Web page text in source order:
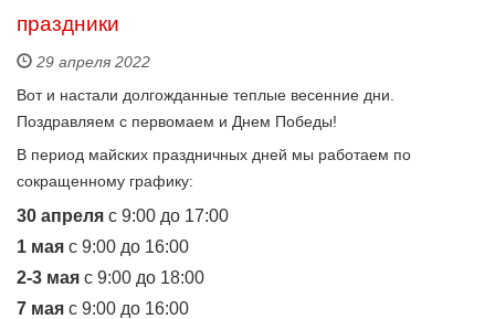
праздники
29 апреля 2022
Вот и настали долгожданные теплые весенние дни.
Поздравляем с первомаем и Днем Победы!
В период майских праздничных дней мы работаем по
сокращенному графику:
30 апреля с 9:00 до 17:00
1 мая c 9:00 до 16:00
2-3 мая c 9:00 до 18:00
7 мая с 9:00 до 16:00